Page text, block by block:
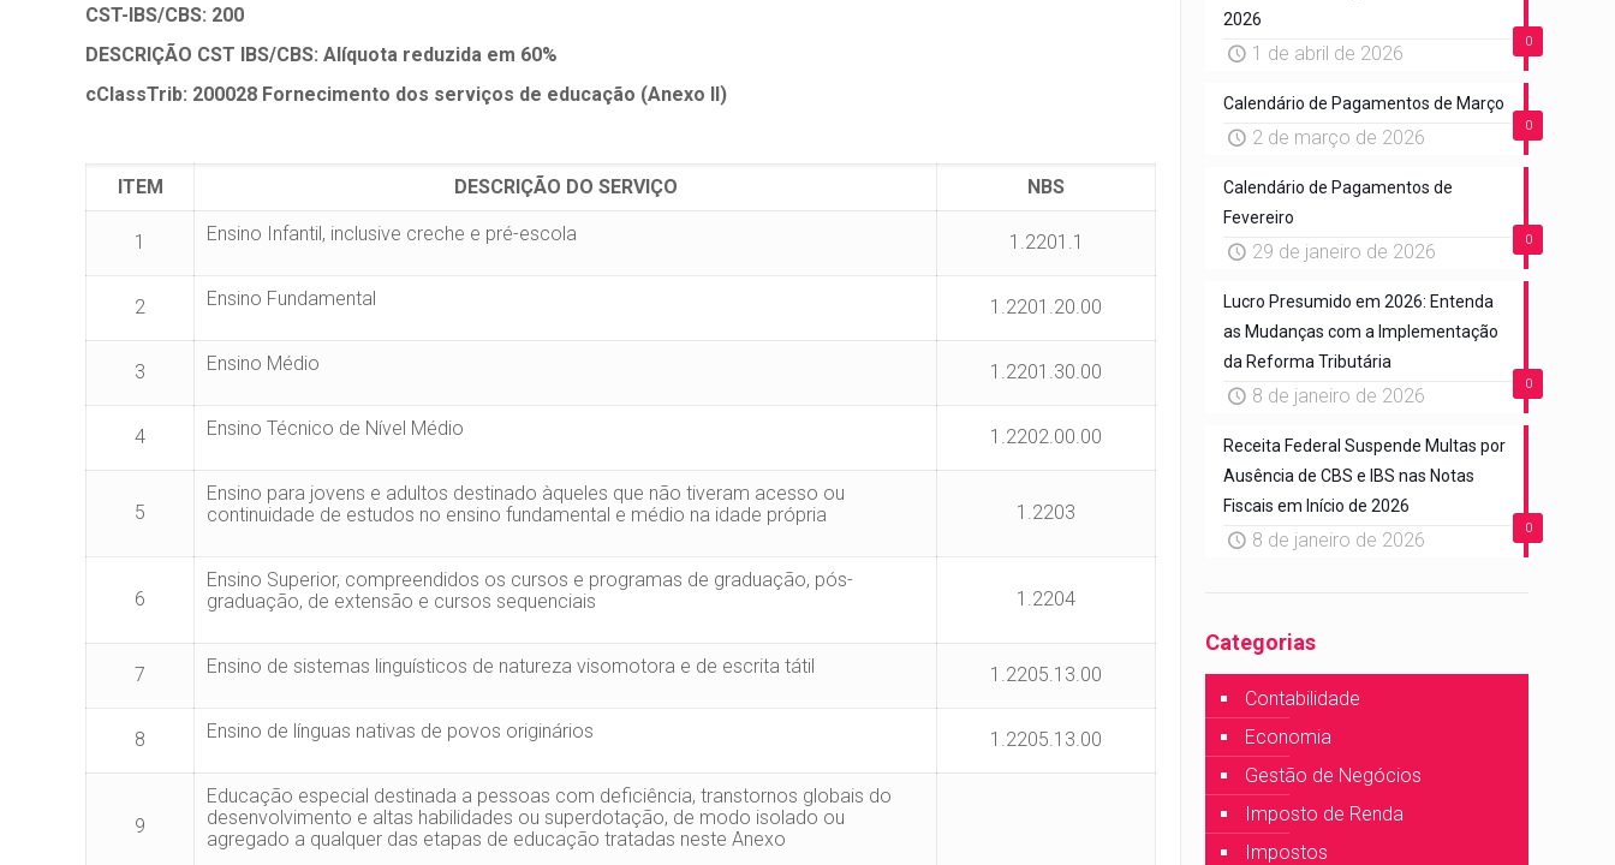
CST-IBS/CBS: 200
DESCRIÇÃO CST IBS/CBS: Alíquota reduzida em 60%
cClassTrib: 200028 Fornecimento dos serviços de educação (Anexo II)
ITEM DESCRIÇÃO DO SERVIÇO NBS
1 Ensino Infantil, inclusive creche e pré-escola 1.2201.1
2 Ensino Fundamental 1.2201.20.00
3 Ensino Médio 1.2201.30.00
4 Ensino Técnico de Nível Médio 1.2202.00.00
5
Ensino para jovens e adultos destinado àqueles que não tiveram acesso ou
continuidade de estudos no ensino fundamental e médio na idade própria
1.2203
6
Ensino Superior, compreendidos os cursos e programas de graduação, pós-
graduação, de extensão e cursos sequenciais
1.2204
7 Ensino de sistemas linguísticos de natureza visomotora e de escrita tátil 1.2205.13.00
8 Ensino de línguas nativas de povos originários 1.2205.13.00
9
Educação especial destinada a pessoas com deficiência, transtornos globais do
desenvolvimento e altas habilidades ou superdotação, de modo isolado ou
agregado a qualquer das etapas de educação tratadas neste Anexo
0
2026
1 de abril de 2026
0
Calendário de Pagamentos de Março
2 de março de 2026
0
Calendário de Pagamentos de
Fevereiro
29 de janeiro de 2026
0
Lucro Presumido em 2026: Entenda
as Mudanças com a Implementação
da Reforma Tributária
8 de janeiro de 2026
0
Receita Federal Suspende Multas por
Ausência de CBS e IBS nas Notas
Fiscais em Início de 2026
8 de janeiro de 2026
Categorias
Contabilidade
Economia
Gestão de Negócios
Imposto de Renda
Impostos